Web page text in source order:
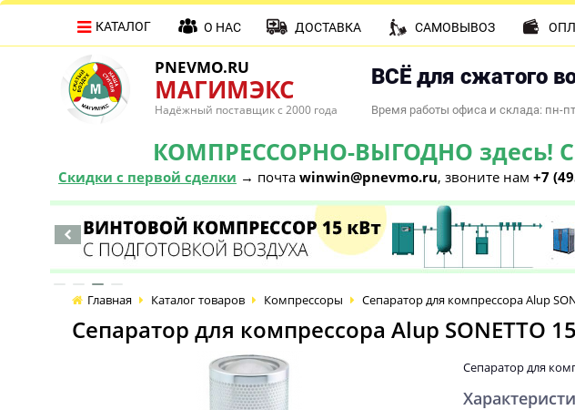
PNEVMO.RU
МАГИМЭКС
Надёжный поставщик с 2000 года
ВСЁ для сжатого
Время работы офиса и склада: пн-
КОМПРЕССОРНО-ВЫГОДНО здесь!
Скидки с первой сделки → почта winwin@pnevmo.ru, звоните нам +7
КАТАЛОГ О НАС ДОСТАВКА САМОВЫВОЗ
Главная Каталог товаров Компрессоры Сепаратор для компрессора Alup
Сепаратор для компрессора Alup SONETTO 15
Сепаратор для